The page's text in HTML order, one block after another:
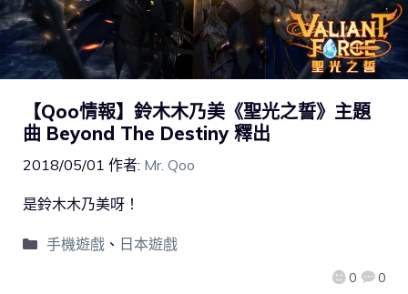
【Qoo情報】鈴木木乃美《聖光之誓》主題
曲 Beyond The Destiny 釋出
2018/05/01 作者: Mr. Qoo
0 0
是鈴木木乃美呀！
手機遊戲、 日本遊戲